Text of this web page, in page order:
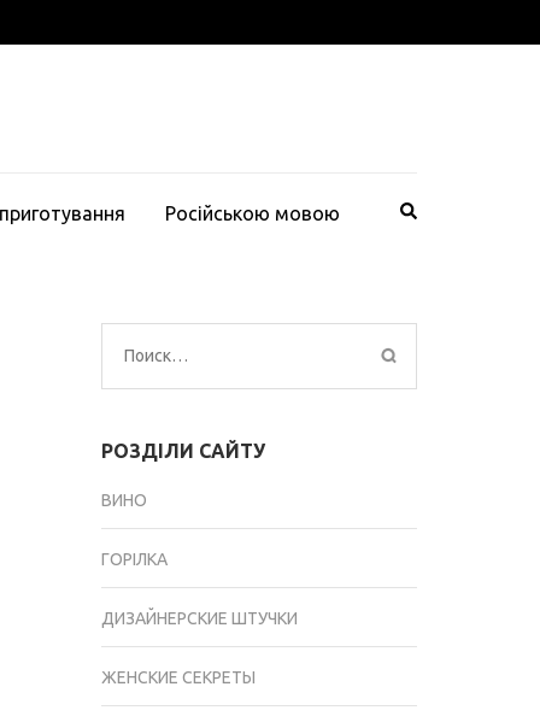
Російською мовою
Найти:
РОЗДІЛИ САЙТУ
ВИНО
ГОРІЛКА
ДИЗАЙНЕРСКИЕ ШТУЧКИ
ЖЕНСКИЕ СЕКРЕТЫ